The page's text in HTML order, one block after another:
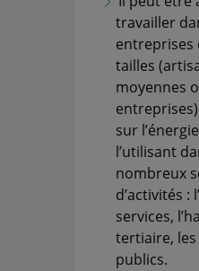
travailler
entreprises
tailles
moyennes
sur
l’utilisant
nombreux
d’activités :
services,
tertiaire,
publics.